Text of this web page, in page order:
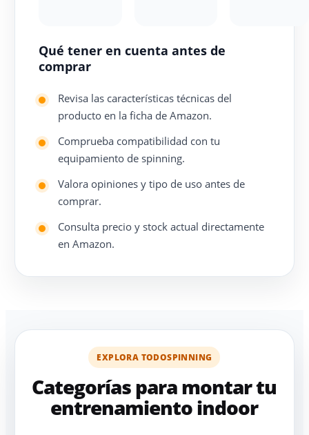
Qué tener en cuenta antes de
comprar
Revisa las características técnicas del
producto en la ficha de Amazon.
Comprueba compatibilidad con tu
equipamiento de spinning.
Valora opiniones y tipo de uso antes de
comprar.
Consulta precio y stock actual directamente
en Amazon.
EXPLORA TODOSPINNING
Categorías para montar tu
entrenamiento indoor